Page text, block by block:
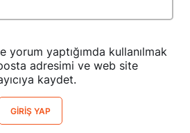
yorum yaptığımda kullanılmak
adresimi ve web site
kaydet.
GIRIŞ YAP